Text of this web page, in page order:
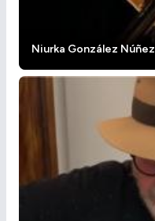
Niurka González Núñez